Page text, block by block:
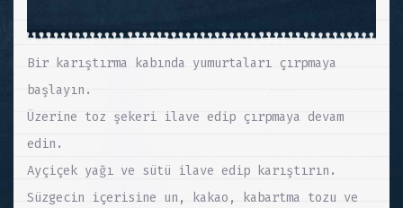
Bir karıştırma kabında yumurtaları çırpmaya
başlayın.
Üzerine toz şekeri ilave edip çırpmaya devam
edin.
Ayçiçek yağı ve sütü ilave edip karıştırın.
Süzgecin içerisine un, kakao, kabartma tozu ve